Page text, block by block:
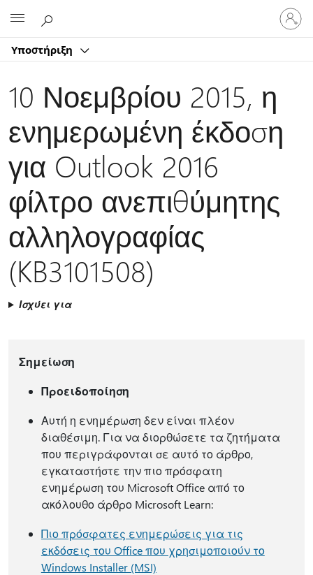
Υποστήριξη
Είσοδος
στον
10 Νοεμβρίου 2015, η
ενημερωμένη έκδοση
για Outlook 2016
φίλτρο ανεπιθύμητης
αλληλογραφίας
(KB3101508)
Ισχύει για
Σημείωση
Προειδοποίηση
Αυτή η ενημέρωση δεν είναι πλέον
διαθέσιμη. Για να διορθώσετε τα ζητήματα
που περιγράφονται σε αυτό το άρθρο,
εγκαταστήστε την πιο πρόσφατη
ενημέρωση του Microsoft Office από το
ακόλουθο άρθρο Microsoft Learn:
Πιο πρόσφατες ενημερώσεις για τις
εκδόσεις του Office που χρησιμοποιούν το
Windows Installer (MSI)